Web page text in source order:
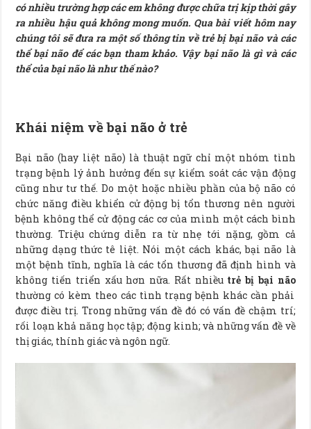
có nhiều trường hợp các em không được chữa trị kịp thời gây
ra nhiều hậu quả không mong muốn. Qua bài viết hôm nay
chúng tôi sẽ đưa ra một số thông tin về trẻ bị bại não và các
thể bại não để các bạn tham khảo. Vậy bại não là gì và các
thể của bại não là như thế nào?
Khái niệm về bại não ở trẻ
Bại não (hay liệt não) là thuật ngữ chỉ một nhóm tình
trạng bệnh lý ảnh hưởng đến sự kiểm soát các vận động
cũng như tư thế. Do một hoặc nhiều phần của bộ não có
chức năng điều khiển cử động bị tổn thương nên người
bệnh không thể cử động các cơ của mình một cách bình
thường. Triệu chứng diễn ra từ nhẹ tới nặng, gồm cả
những dạng thức tê liệt. Nói một cách khác, bại não là
một bệnh tĩnh, nghĩa là các tổn thương đã định hình và
không tiến triển xấu hơn nữa. Rất nhiều trẻ bị bại não
thường có kèm theo các tình trạng bệnh khác cần phải
được điều trị. Trong những vấn đề đó có vấn đề chậm trí;
rối loạn khả năng học tập; động kinh; và những vấn đề về
thị giác, thính giác và ngôn ngữ.